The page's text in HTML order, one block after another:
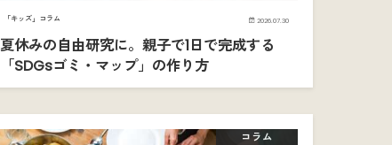
「キッズ」コラム 2026.07.30
夏休みの自由研究に。親子で1日で完成する
「SDGsゴミ・マップ」の作り方
コラム